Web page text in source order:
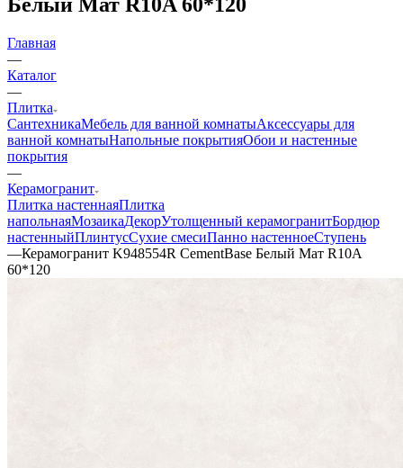
Главная
—
Каталог
—
Плитка
СантехникаМебель для ванной комнатыАксессуары для
ванной комнатыНапольные покрытияОбои и настенные
покрытия
—
Керамогранит
Плитка настеннаяПлитка
напольнаяМозаикаДекорУтолщенный керамогранитБордюр
настенныйПлинтусСухие смесиПанно настенноеСтупень
—Керамогранит K948554R CementBase Белый Мат R10A
60*120